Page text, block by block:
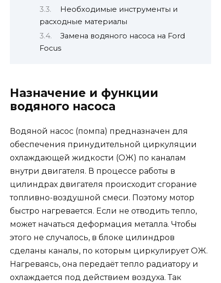
Необходимые инструменты и
расходные материалы
Замена водяного насоса на Ford
Focus
Назначение и функции
водяного насоса
Водяной насос (помпа) предназначен для
обеспечения принудительной циркуляции
охлаждающей жидкости (ОЖ) по каналам
внутри двигателя. В процессе работы в
цилиндрах двигателя происходит сгорание
топливно-воздушной смеси. Поэтому мотор
быстро нагревается. Если не отводить тепло,
может начаться деформация металла. Чтобы
этого не случалось, в блоке цилиндров
сделаны каналы, по которым циркулирует ОЖ.
Нагреваясь, она передаёт тепло радиатору и
охлаждается под действием воздуха. Так